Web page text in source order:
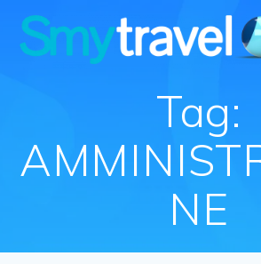
al
contenuto
Tag:
NE